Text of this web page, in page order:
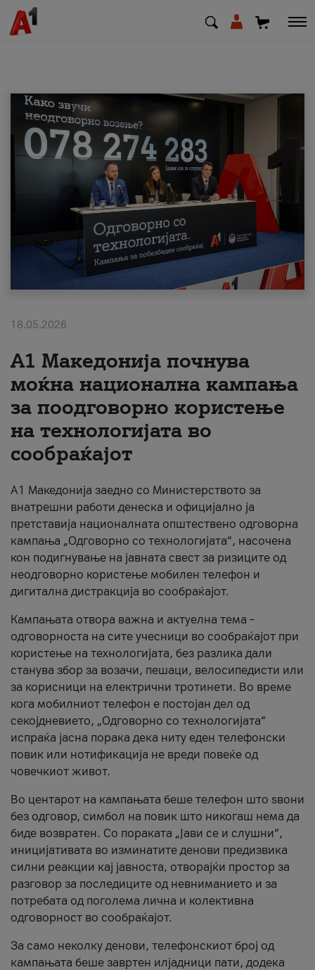
МК EN SQ
Деловни
Поддршка
Надополни кредит
#ПодобарОнлајн
18.05.2026
A1 Македонија почнува
моќна национална кампања
за поодговорно користење
на технологијата во
сообраќајот
A1 Македонија заедно со Министерството за
внатрешни работи денеска и официјално ја
претставија националната општествено одговорна
кампања „Одговорно со технологијата“, насочена
кон подигнување на јавната свест за ризиците од
неодговорно користење мобилен телефон и
дигитална дистракција во сообраќајот.
Кампањата отвора важна и актуелна тема –
одговорноста на сите учесници во сообраќајот при
користење на технологијата, без разлика дали
станува збор за возачи, пешаци, велосипедисти или
за корисници на електрични тротинети. Во време
кога мобилниот телефон е постојан дел од
секојдневието, „Одговорно со технологијата“
испраќа јасна порака дека ниту еден телефонски
повик или нотификација не вреди повеќе од
човечкиот живот.
Во центарот на кампањата беше телефон што ѕвони
без одговор, симбол на повик што никогаш нема да
биде возвратен. Со пораката „Јави се и слушни“,
иницијативата во изминатите денови предизвика
силни реакции кај јавноста, отворајќи простор за
разговор за последиците од невниманието и за
потребата од поголема лична и колективна
одговорност во сообраќајот.
За само неколку денови, телефонскиот број од
кампањата беше завртен илјадници пати, додека